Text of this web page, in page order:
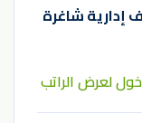
تعلن (5) وظائف إدارية شاغرة
لعرض الراتب